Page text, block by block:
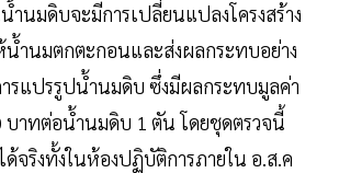
ำนมดิบจะมีการเปลี่ยนแปลงโครงสร้าง
น้ำนมตกตะกอนและส่งผลกระทบอย่าง
รแปรรูปน้ำนมดิบ ซึ่งมีผลกระทบมูลค่า
าทต่อน้ำนมดิบ 1 ตัน โดยชุดตรวจนี้
ด้จริงทั้งในห้องปฏิบัติการภายใน อ.ส.ค